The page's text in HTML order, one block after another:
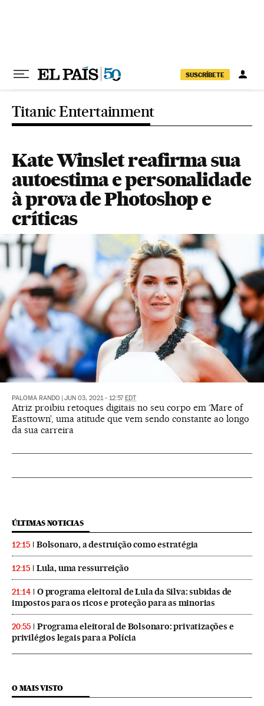
SUSCRÍBETE
Titanic Entertainment
Kate Winslet reafirma sua
autoestima e personalidade
à prova de Photoshop e
críticas
PALOMA RANDO JUN 03, 2021 - 12:57 EDT
Atriz proibiu retoques digitais no seu corpo em ‘Mare of
Easttown’, uma atitude que vem sendo constante ao longo
da sua carreira
ÚLTIMAS NOTICIAS
12:15 Bolsonaro, a destruição como estratégia
12:15 Lula, uma ressurreição
21:14
O programa eleitoral de Lula da Silva: subidas de
impostos para os ricos e proteção para as minorias
20:55
Programa eleitoral de Bolsonaro: privatizações e
privilégios legais para a Polícia
O MAIS VISTO